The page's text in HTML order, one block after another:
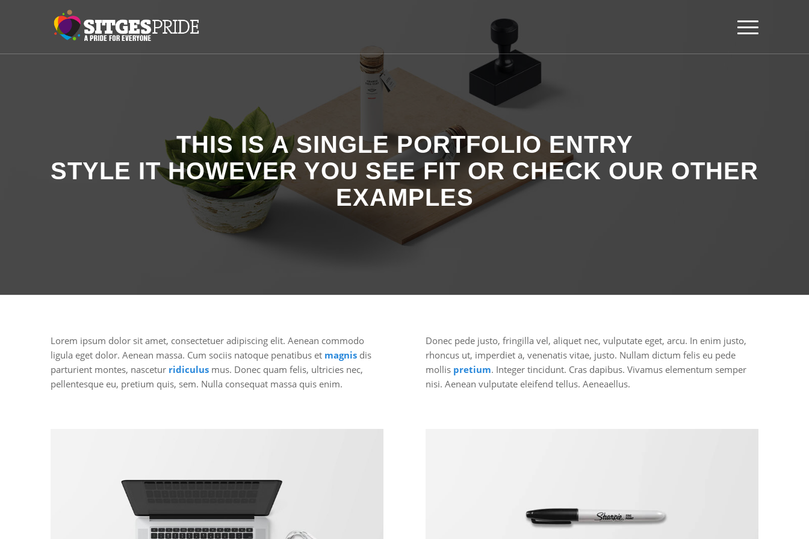
THIS IS A SINGLE PORTFOLIO ENTRY
STYLE IT HOWEVER YOU SEE FIT OR CHECK OUR OTHER
EXAMPLES
Lorem ipsum dolor sit amet, consectetuer adipiscing elit. Aenean commodo
ligula eget dolor. Aenean massa. Cum sociis natoque penatibus et magnisdis
parturient montes, nascetur ridiculusmus. Donec quam felis, ultricies nec,
pellentesque eu, pretium quis, sem. Nulla consequat massa quis enim.
Donec pede justo, fringilla vel, aliquet nec, vulputate eget, arcu. In enim justo,
rhoncus ut, imperdiet a, venenatis vitae, justo. Nullam dictum felis eu pede
mollis pretium. Integer tincidunt. Cras dapibus. Vivamus elementum semper
nisi. Aenean vulputate eleifend tellus. Aeneaellus.